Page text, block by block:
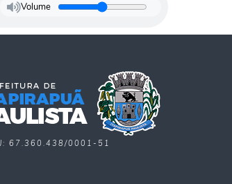
Volume
67.360.438/0001-51